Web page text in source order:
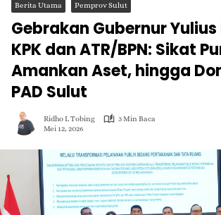
Berita Utama Pemprov Sulut
Gebrakan Gubernur
KPK dan ATR/BPN: Sikat
Amankan Aset, hingga
PAD Sulut
Ridho L Tobing
3 Min Baca
Mei 12, 2026